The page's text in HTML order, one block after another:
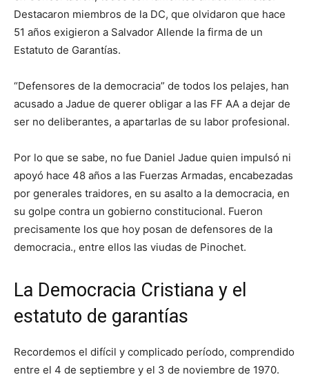
Destacaron miembros de la DC, que olvidaron que hace
51 años exigieron a Salvador Allende la firma de un
Estatuto de Garantías.
“Defensores de la democracia” de todos los pelajes, han
acusado a Jadue de querer obligar a las FF AA a dejar de
ser no deliberantes, a apartarlas de su labor profesional.
Por lo que se sabe, no fue Daniel Jadue quien impulsó ni
apoyó hace 48 años a las Fuerzas Armadas, encabezadas
por generales traidores, en su asalto a la democracia, en
su golpe contra un gobierno constitucional. Fueron
precisamente los que hoy posan de defensores de la
democracia., entre ellos las viudas de Pinochet.
La Democracia Cristiana y el
estatuto de garantías
Recordemos el difícil y complicado período, comprendido
entre el 4 de septiembre y el 3 de noviembre de 1970.